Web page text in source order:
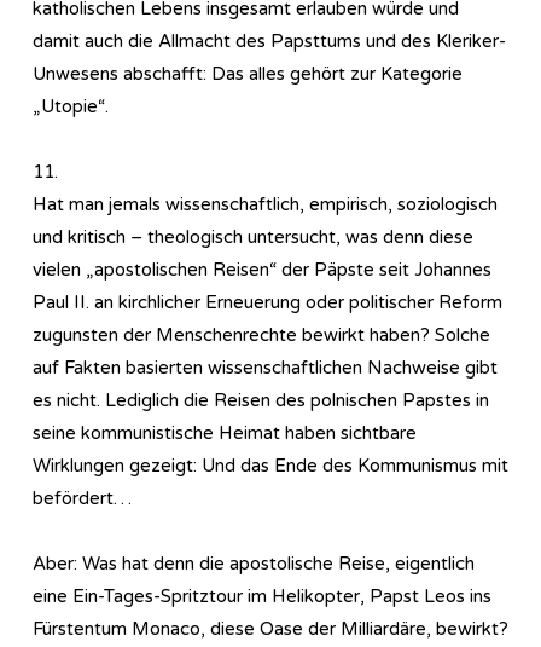
katholischen Lebens insgesamt erlauben würde und
damit auch die Allmacht des Papsttums und des Kleriker-
Unwesens abschafft: Das alles gehört zur Kategorie
„Utopie“.
11.
Hat man jemals wissenschaftlich, empirisch, soziologisch
und kritisch – theologisch untersucht, was denn diese
vielen „apostolischen Reisen“ der Päpste seit Johannes
Paul II. an kirchlicher Erneuerung oder politischer Reform
zugunsten der Menschenrechte bewirkt haben? Solche
auf Fakten basierten wissenschaftlichen Nachweise gibt
es nicht. Lediglich die Reisen des polnischen Papstes in
seine kommunistische Heimat haben sichtbare
Wirklungen gezeigt: Und das Ende des Kommunismus mit
befördert…
Aber: Was hat denn die apostolische Reise, eigentlich
eine Ein-Tages-Spritztour im Helikopter, Papst Leos ins
Fürstentum Monaco, diese Oase der Milliardäre, bewirkt?